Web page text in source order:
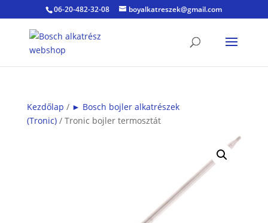
06-20-482-32-08 boyalkatreszek@gmail.com
Kezdőlap / ► Bosch bojler alkatrészek
(Tronic)/ Tronic bojler termosztát